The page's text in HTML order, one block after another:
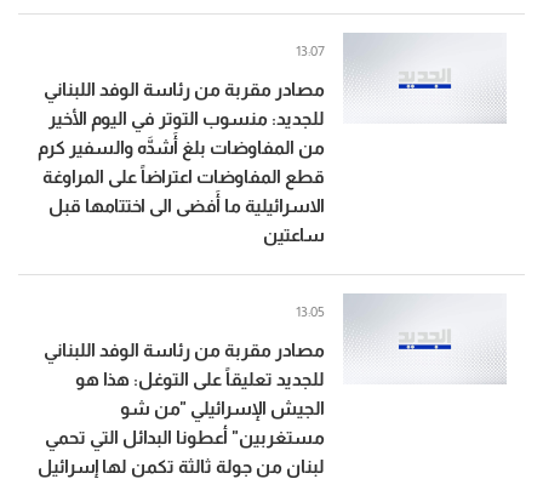
مصادر مقربة من رئاسة الوفد اللبناني
للجديد: منسوب التوتر في اليوم الأخير
من المفاوضات بلغ أَشدَّه والسفير كرم
قطع المفاوضات اعتراضاً على المراوغة
الاسرائيلية ما أَفضى الى اختتامها قبل
ساعتين
13:07
مصادر مقربة من رئاسة الوفد اللبناني
للجديد تعليقاً على التوغل: هذا هو
الجيش الإسرائيلي "من شو
مستغربين" أعطونا البدائل التي تحمي
لبنان من جولة ثالثة تكمن لها إسرائيل
13:05